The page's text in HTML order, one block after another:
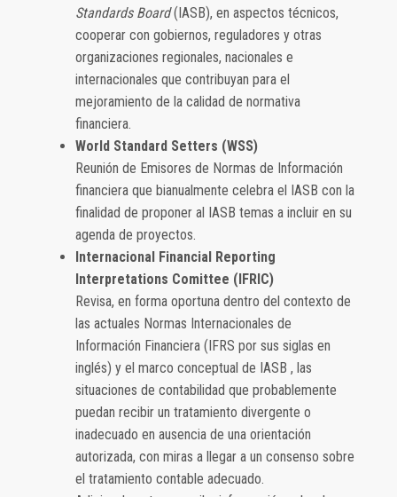
Standards Board(IASB), en aspectos técnicos,
cooperar con gobiernos, reguladores y otras
organizaciones regionales, nacionales e
internacionales que contribuyan para el
mejoramiento de la calidad de normativa
financiera.
World Standard Setters (WSS)
Reunión de Emisores de Normas de Información
financiera que bianualmente celebra el IASB con la
finalidad de proponer al IASB temas a incluir en su
agenda de proyectos.
Internacional Financial Reporting
Interpretations Comittee (IFRIC)
Revisa, en forma oportuna dentro del contexto de
las actuales Normas Internacionales de
Información Financiera (IFRS por sus siglas en
inglés) y el marco conceptual de IASB , las
situaciones de contabilidad que probablemente
puedan recibir un tratamiento divergente o
inadecuado en ausencia de una orientación
autorizada, con miras a llegar a un consenso sobre
el tratamiento contable adecuado.